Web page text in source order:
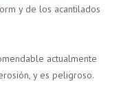
y de los acantilados
actualmente
y es peligroso.